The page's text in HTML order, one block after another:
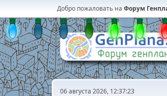
Добро пожаловать на Форум
06 августа 2026, 12:37:23